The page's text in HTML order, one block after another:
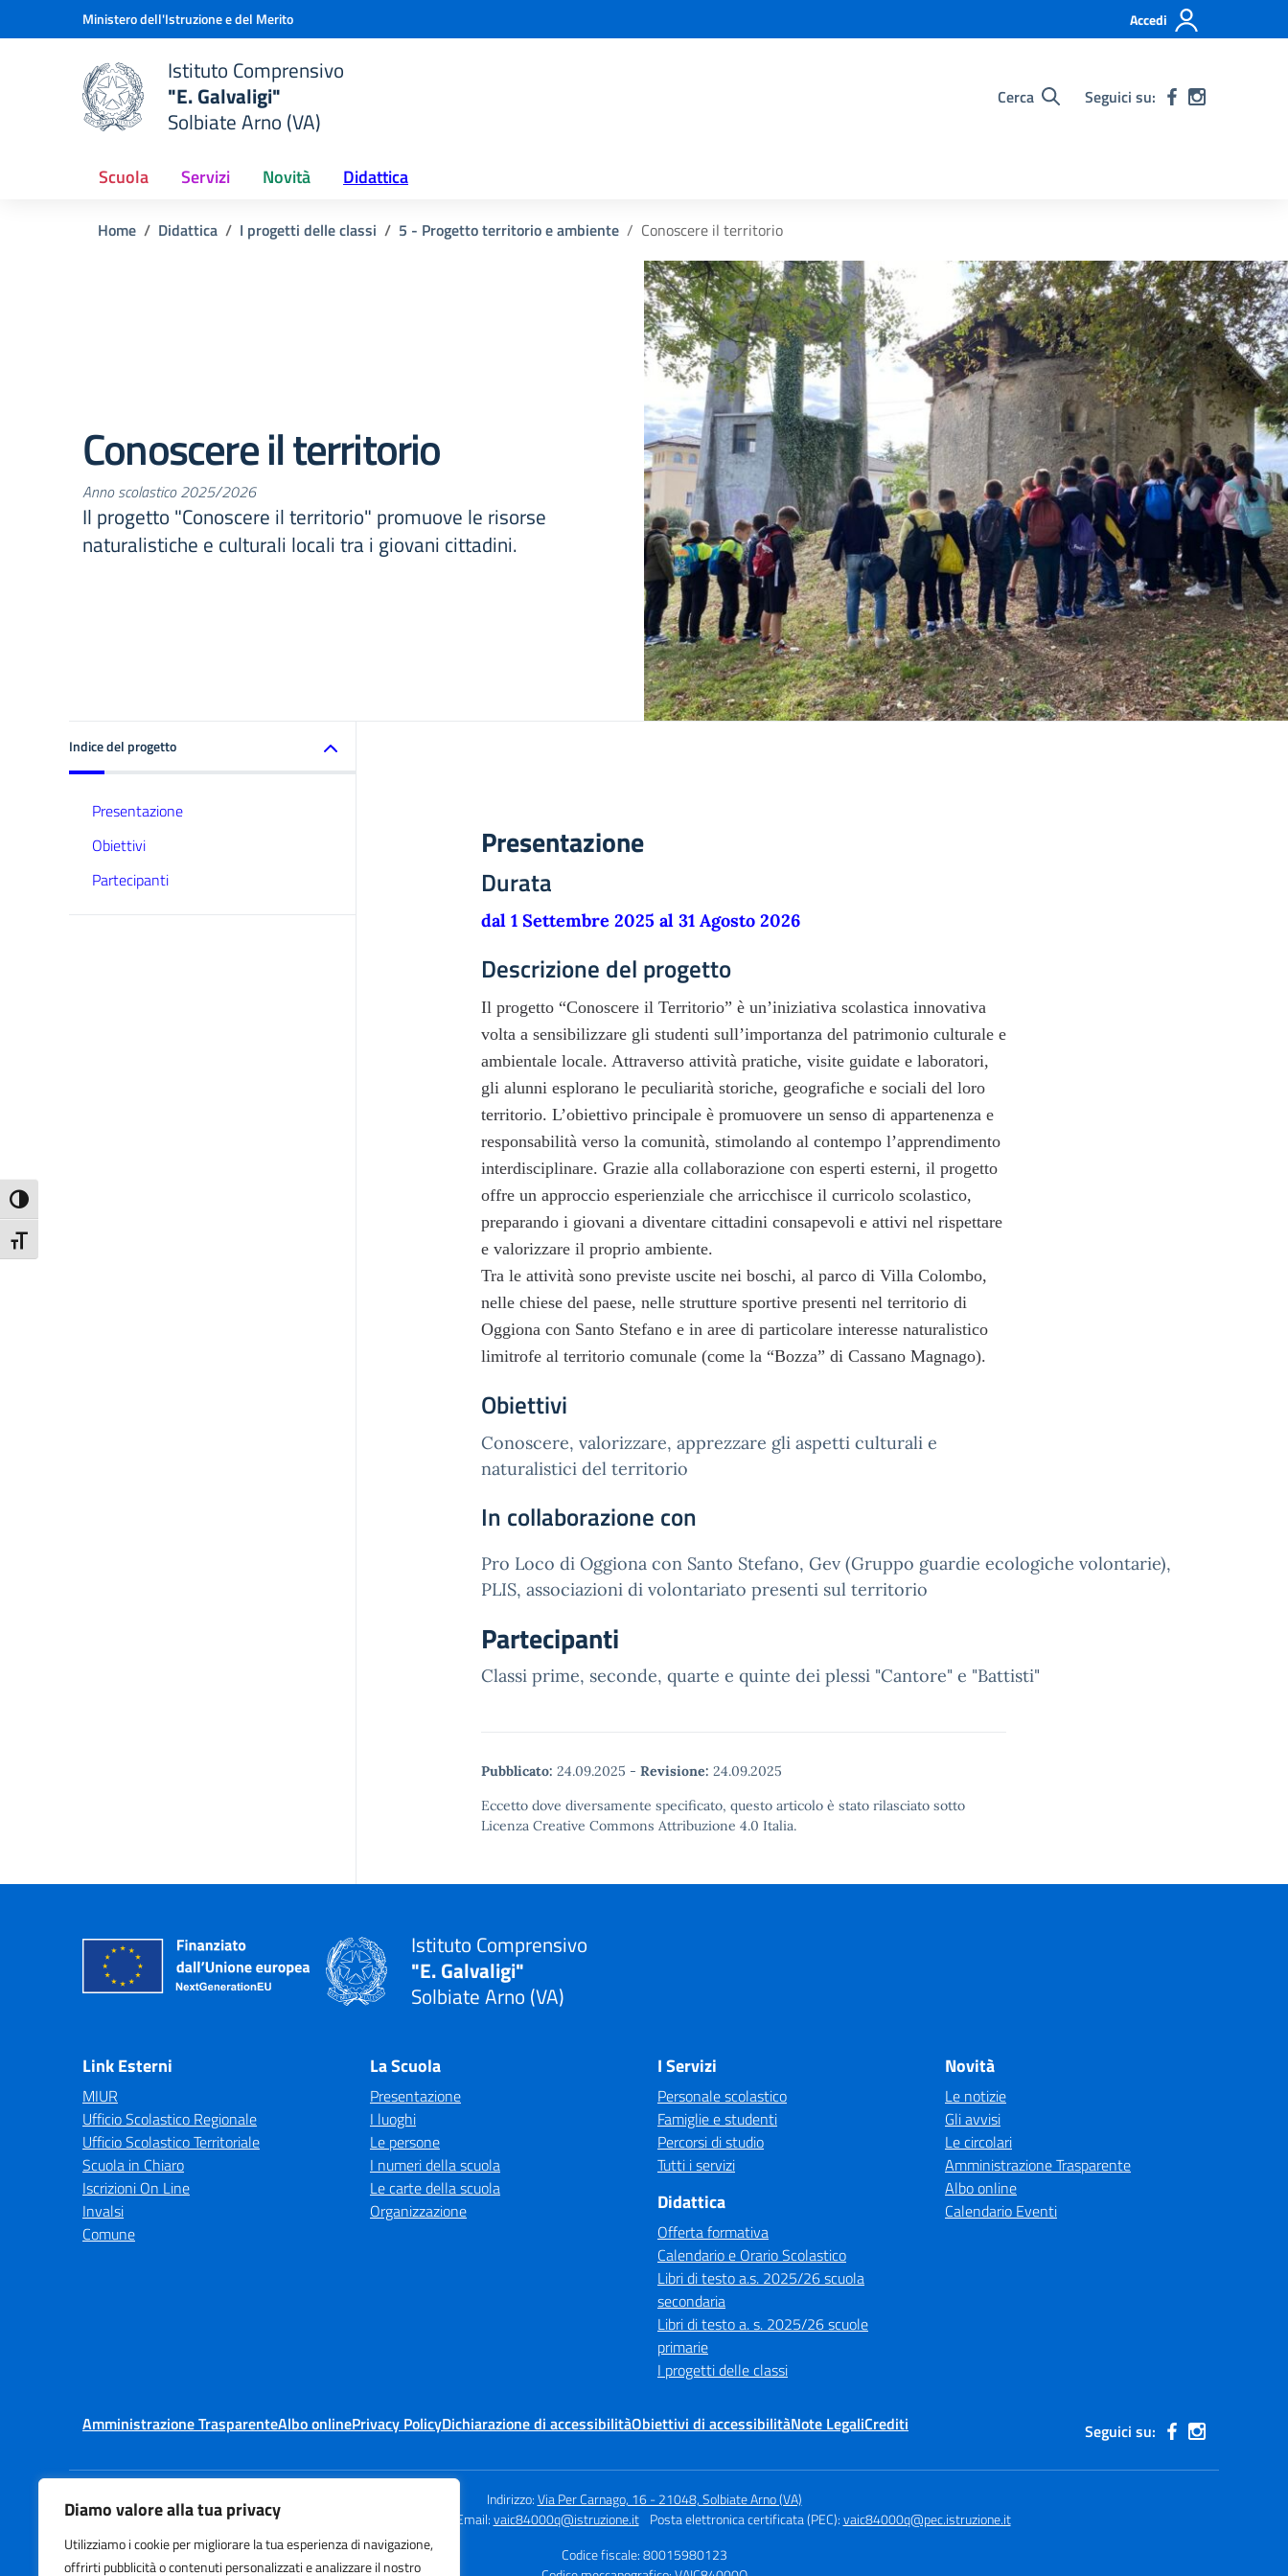
Diamo valore alla tua privacy
Utilizziamo i cookie per migliorare la tua esperienza di navigazione,
offrirti pubblicità o contenuti personalizzati e analizzare il nostro
Attiva/disattiva alto contrasto
Attiva/disattiva dimensione testo
Vai ai contenuti
Vai al menu di navigazioneMinistero dell'Istruzione e del Merito Accedi
scuola
Istituto Comprensivo
"E. Galvaligi"
Solbiate Arno (VA)
Cerca Seguici su:
Scuola Servizi Novità Didattica
Home Didattica I progetti delle classi 5 - Progetto territorio e ambiente Conoscere il territorio
Conoscere il territorio
Anno scolastico 2025/2026
Il progetto "Conoscere il territorio" promuove le risorse
naturalistiche e culturali locali tra i giovani cittadini.
Indice del progetto
Presentazione
Obiettivi
Partecipanti
Presentazione
Durata
dal 1 Settembre 2025 al 31 Agosto 2026
Descrizione del progetto
Il progetto “Conoscere il Territorio” è un’iniziativa scolastica innovativa
volta a sensibilizzare gli studenti sull’importanza del patrimonio culturale e
ambientale locale. Attraverso attività pratiche, visite guidate e laboratori,
gli alunni esplorano le peculiarità storiche, geografiche e sociali del loro
territorio. L’obiettivo principale è promuovere un senso di appartenenza e
responsabilità verso la comunità, stimolando al contempo l’apprendimento
interdisciplinare. Grazie alla collaborazione con esperti esterni, il progetto
offre un approccio esperienziale che arricchisce il curricolo scolastico,
preparando i giovani a diventare cittadini consapevoli e attivi nel rispettare
e valorizzare il proprio ambiente.
Tra le attività sono previste uscite nei boschi, al parco di Villa Colombo,
nelle chiese del paese, nelle strutture sportive presenti nel territorio di
Oggiona con Santo Stefano e in aree di particolare interesse naturalistico
limitrofe al territorio comunale (come la “Bozza” di Cassano Magnago).
Obiettivi
Conoscere, valorizzare, apprezzare gli aspetti culturali e
naturalistici del territorio
In collaborazione con
Pro Loco di Oggiona con Santo Stefano, Gev (Gruppo guardie ecologiche volontarie),
PLIS, associazioni di volontariato presenti sul territorio
Partecipanti
Classi prime, seconde, quarte e quinte dei plessi "Cantore" e "Battisti"
Pubblicato: 24.09.2025 - Revisione: 24.09.2025
Eccetto dove diversamente specificato, questo articolo è stato rilasciato sotto
Licenza Creative Commons Attribuzione 4.0 Italia.
Istituto Comprensivo
"E. Galvaligi"
Solbiate Arno (VA)
Link Esterni
MIUR
Ufficio Scolastico Regionale
Ufficio Scolastico Territoriale
Scuola in Chiaro
Iscrizioni On Line
Invalsi
Comune
La Scuola
Presentazione
I luoghi
Le persone
I numeri della scuola
Le carte della scuola
Organizzazione
I Servizi
Personale scolastico
Famiglie e studenti
Percorsi di studio
Tutti i servizi
Didattica
Offerta formativa
Calendario e Orario Scolastico
Libri di testo a.s. 2025/26 scuola
secondaria
Libri di testo a. s. 2025/26 scuole
primarie
I progetti delle classi
Novità
Le notizie
Gli avvisi
Le circolari
Amministrazione Trasparente
Albo online
Calendario Eventi
Amministrazione TrasparenteAlbo onlinePrivacy PolicyDichiarazione di accessibilitàObiettivi di accessibilitàNote LegaliCrediti Seguici su:
Indirizzo:Via Per Carnago, 16 - 21048, Solbiate Arno (VA)
Centralino:
Email:vaic84000q@istruzione.it Posta elettronica certificata (PEC):vaic84000q@pec.istruzione.it
Codice fiscale: 80015980123